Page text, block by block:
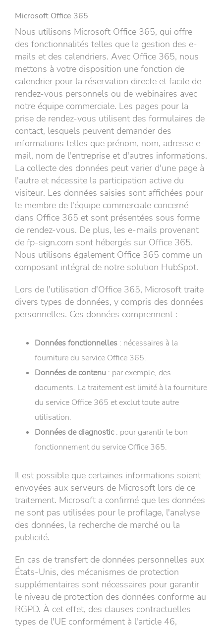
Microsoft Office 365
Nous utilisons Microsoft Office 365, qui offre
des fonctionnalités telles que la gestion des e-
mails et des calendriers. Avec Office 365, nous
mettons à votre disposition une fonction de
calendrier pour la réservation directe et facile de
rendez-vous personnels ou de webinaires avec
notre équipe commerciale. Les pages pour la
prise de rendez-vous utilisent des formulaires de
contact, lesquels peuvent demander des
informations telles que prénom, nom, adresse e-
mail, nom de l'entreprise et d'autres informations.
La collecte des données peut varier d'une page à
l'autre et nécessite la participation active du
visiteur. Les données saisies sont affichées pour
le membre de l'équipe commerciale concerné
dans Office 365 et sont présentées sous forme
de rendez-vous. De plus, les e-mails provenant
de fp-sign.com sont hébergés sur Office 365.
Nous utilisons également Office 365 comme un
composant intégral de notre solution HubSpot.
Lors de l'utilisation d'Office 365, Microsoft traite
divers types de données, y compris des données
personnelles. Ces données comprennent :
Données fonctionnelles : nécessaires à la
fourniture du service Office 365.
Données de contenu : par exemple, des
documents. La traitement est limité à la fourniture
du service Office 365 et exclut toute autre
utilisation.
Données de diagnostic: pour garantir le bon
fonctionnement du service Office 365.
Il est possible que certaines informations soient
envoyées aux serveurs de Microsoft lors de ce
traitement. Microsoft a confirmé que les données
ne sont pas utilisées pour le profilage, l'analyse
des données, la recherche de marché ou la
publicité.
En cas de transfert de données personnelles aux
États-Unis, des mécanismes de protection
supplémentaires sont nécessaires pour garantir
le niveau de protection des données conforme au
RGPD. À cet effet, des clauses contractuelles
types de l'UE conformément à l'article 46,